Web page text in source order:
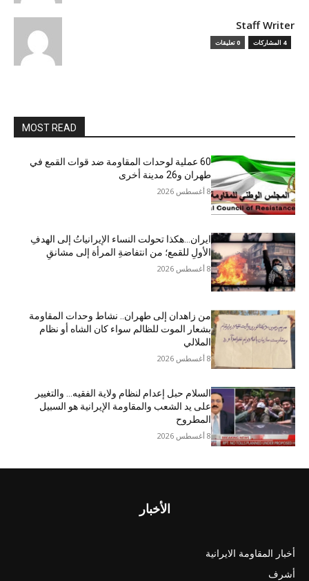
Staff Writer
4 المشاركات 0 تعليقات
MOST READ
60 عملية لوحدات المقاومة ضد قوات القمع في
طهران و26 مدينة أخرى
8 أغسطس 2026
ایران…هکذا تحولت النساء الإيرانياتُ إلى الهدفِ
الأولِ للقمع؛ من انتفاضةِ المرأة إلى مشانقِ
8 أغسطس 2026
من زاهدان إلى طهران.. نشاط وحدات المقاومة
بشعار الموت للظالم سواء كان الشاه أو نظام
الملالي
8 أغسطس 2026
السلام حبل إعدام لنظام ولاية الفقيه… والتغيير
على يد الشعب والمقاومة الإيرانية هو السبيل
المطروح
8 أغسطس 2026
الأخبار
أخبار المقاومة الايرانية
أشرف